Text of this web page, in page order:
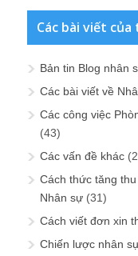
Các bài viết của
Bản tin Blog nhân
Các bài viết về
Các công việc
(43)
Các vấn đề khác
Cách thức tăng
Nhân sự (31)
Cách viết đơn xin
Chiến lược nhân